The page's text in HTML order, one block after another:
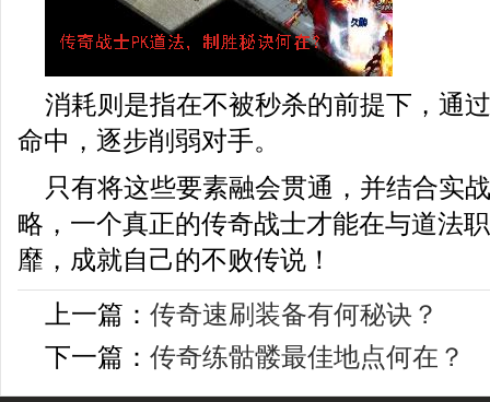
消耗则是指在不被秒杀的前提下，通
命中，逐步削弱对手。
只有将这些要素融会贯通，并结合实
略，一个真正的传奇战士才能在与道法
靡，成就自己的不败传说！
上一篇： 传奇速刷装备有何秘诀？
下一篇： 传奇练骷髅最佳地点何在？